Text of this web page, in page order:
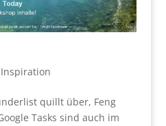
Inspiration
quillt über, Feng
Tasks sind auch im